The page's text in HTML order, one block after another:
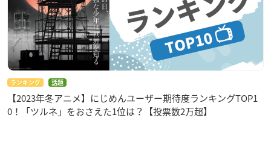
ランキング 話題
【2023年冬アニメ】にじめんユーザー期待度ランキングTOP1
0！「ツルネ」をおさえた1位は？【投票数2万超】